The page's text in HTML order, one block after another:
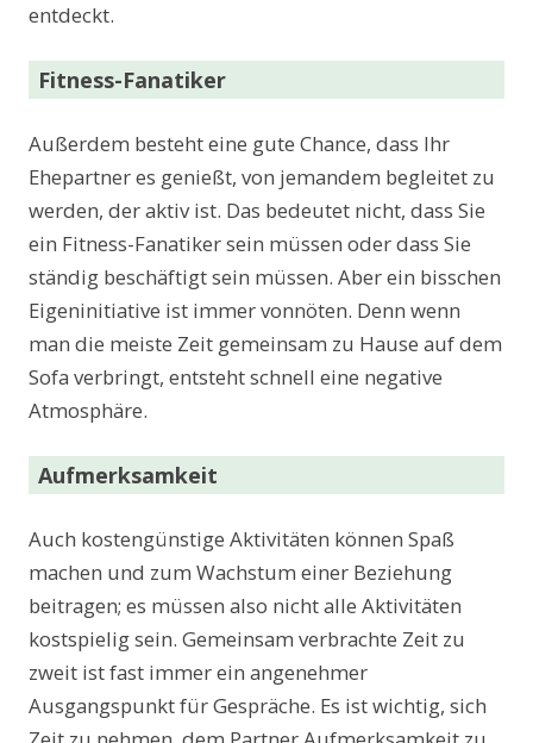
entdeckt.
Fitness-Fanatiker
Außerdem besteht eine gute Chance, dass Ihr
Ehepartner es genießt, von jemandem begleitet zu
werden, der aktiv ist. Das bedeutet nicht, dass Sie
ein Fitness-Fanatiker sein müssen oder dass Sie
ständig beschäftigt sein müssen. Aber ein bisschen
Eigeninitiative ist immer vonnöten. Denn wenn
man die meiste Zeit gemeinsam zu Hause auf dem
Sofa verbringt, entsteht schnell eine negative
Atmosphäre.
Aufmerksamkeit
Auch kostengünstige Aktivitäten können Spaß
machen und zum Wachstum einer Beziehung
beitragen; es müssen also nicht alle Aktivitäten
kostspielig sein. Gemeinsam verbrachte Zeit zu
zweit ist fast immer ein angenehmer
Ausgangspunkt für Gespräche. Es ist wichtig, sich